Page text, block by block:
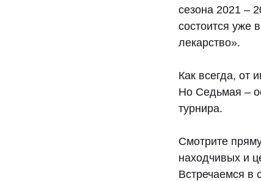
сезона 2021 –
состоится уже
лекарство».
Как всегда, от
Но Седьмая –
турнира.
Смотрите
находчивых и
Встречаемся в